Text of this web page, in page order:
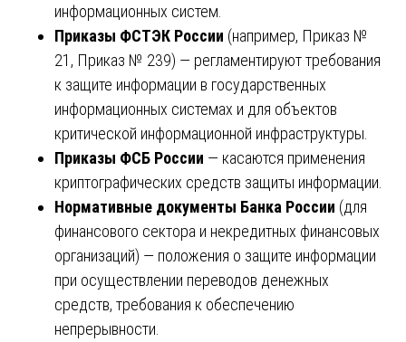
информационных систем.
Приказы ФСТЭК России (например, Приказ №
21, Приказ № 239) — регламентируют требования
к защите информации в государственных
информационных системах и для объектов
критической информационной инфраструктуры.
Приказы ФСБ России — касаются применения
криптографических средств защиты информации.
Нормативные документы Банка России (для
финансового сектора и некредитных финансовых
организаций) — положения о защите информации
при осуществлении переводов денежных
средств, требования к обеспечению
непрерывности.